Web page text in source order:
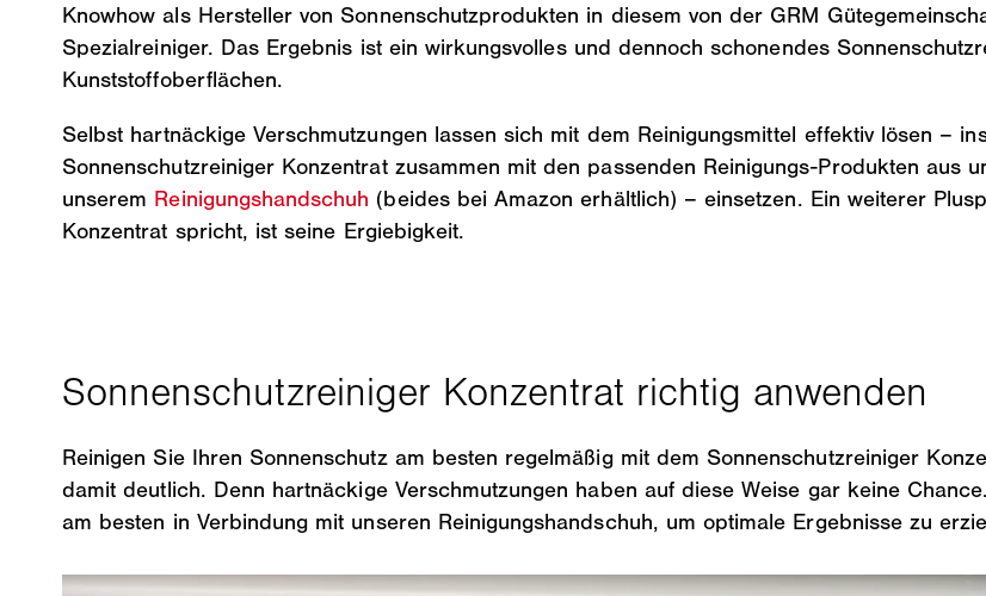
Knowhow als Hersteller von Sonnenschutzprodukten in diesem von der GRM
Spezialreiniger. Das Ergebnis ist ein wirkungsvolles und dennoch schonendes
Kunststoffoberflächen.
Selbst hartnäckige Verschmutzungen lassen sich mit dem Reinigungsmittel effektiv lösen –
Sonnenschutzreiniger Konzentrat zusammen mit den passenden Reinigungs-Produkten aus
unserem Reinigungshandschuh (beides bei Amazon erhältlich) – einsetzen. Ein weiterer
Konzentrat spricht, ist seine Ergiebigkeit.
Reinigen Sie Ihren Sonnenschutz am besten regelmäßig mit dem Sonnenschutzreiniger
damit deutlich. Denn hartnäckige Verschmutzungen haben auf diese Weise gar keine
am besten in Verbindung mit unseren Reinigungshandschuh, um optimale Ergebnisse zu